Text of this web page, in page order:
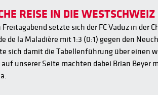
REISE IN DIE WESTSCHWEIZ
setzte sich der FC Vaduz in der
de la Maladière mit 1:3 (0:1) gegen den
sich damit die Tabellenführung über einen
unserer Seite machten dabei Brian Beyer